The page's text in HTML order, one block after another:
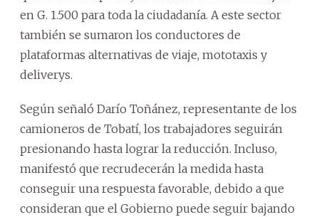
en G. 1.500 para toda la ciudadanía. A este sector
también se sumaron los conductores de
plataformas alternativas de viaje, mototaxis y
deliverys.
Según señaló Darío Toñánez, representante de los
camioneros de Tobatí, los trabajadores seguirán
presionando hasta lograr la reducción. Incluso,
manifestó que recrudecerán la medida hasta
conseguir una respuesta favorable, debido a que
consideran que el Gobierno puede seguir bajando